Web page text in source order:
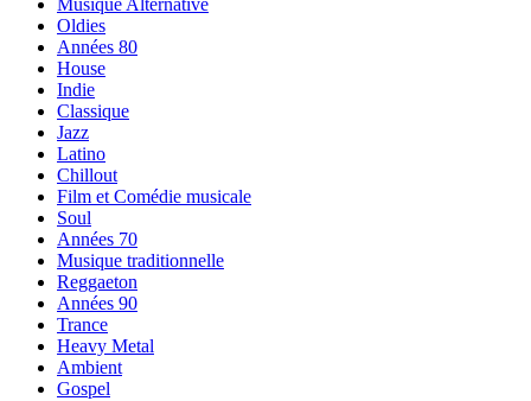
Musique Alternative
Oldies
Années 80
House
Indie
Classique
Jazz
Latino
Chillout
Film et Comédie musicale
Soul
Années 70
Musique traditionnelle
Reggaeton
Années 90
Trance
Heavy Metal
Ambient
Gospel